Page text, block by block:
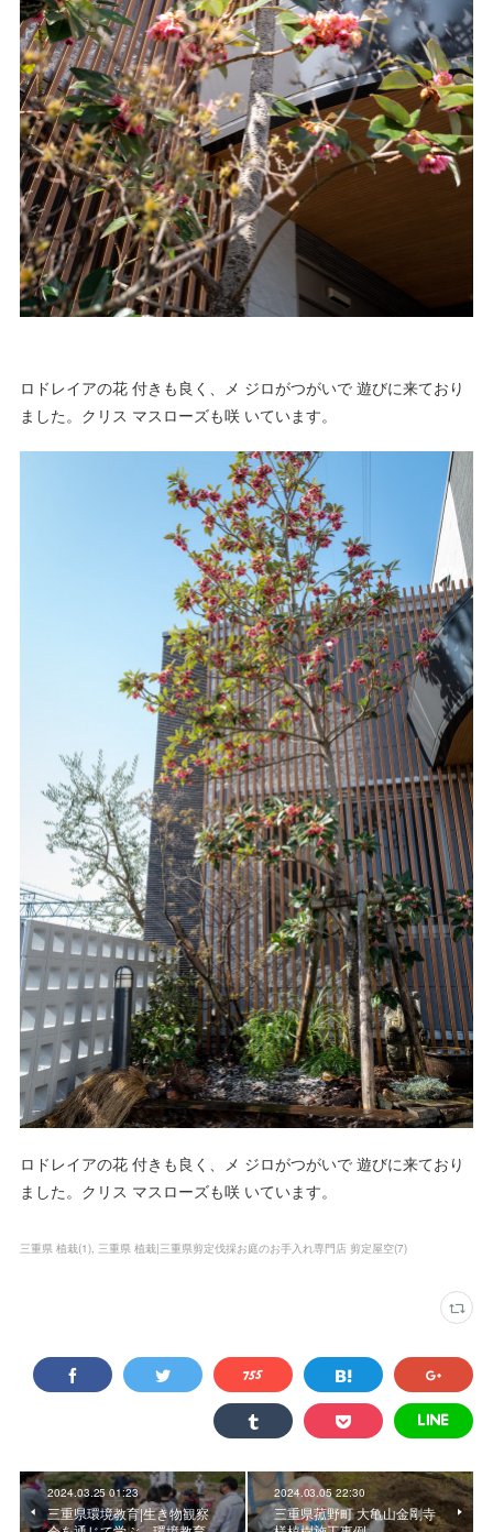
ロドレイアの花 付きも良く、メ ジロがつがいで 遊びに来ており
ました。クリス マスローズも咲 いています。
ロドレイアの花 付きも良く、メ ジロがつがいで 遊びに来ており
ました。クリス マスローズも咲 いています。
三重県 植栽(1) 三重県 植栽|三重県剪定伐採お庭のお手入れ専門店 剪定屋空(7)
2024.03.25 01:23
三重県環境教育|生き物観察
2024.03.05 22:30
三重県菰野町 大亀山金剛寺